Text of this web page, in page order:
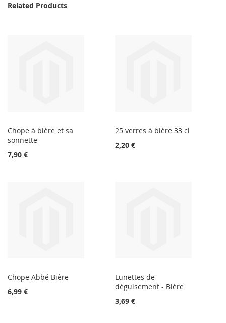
Related Products
Chope à bière et sa
sonnette
7,90 €
25 verres à bière 33 cl
2,20 €
Chope Abbé Bière
6,99 €
Lunettes de
déguisement - Bière
3,69 €